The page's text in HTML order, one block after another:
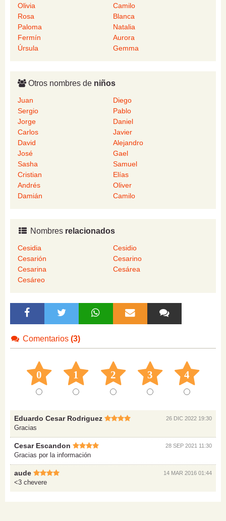
Olivia
Camilo
Rosa
Blanca
Paloma
Natalia
Fermín
Aurora
Úrsula
Gemma
Otros nombres de niños
Juan
Diego
Sergio
Pablo
Jorge
Daniel
Carlos
Javier
David
Alejandro
José
Gael
Sasha
Samuel
Cristian
Elías
Andrés
Oliver
Damián
Camilo
Nombres relacionados
Cesidia
Cesidio
Cesarión
Cesarino
Cesarina
Cesárea
Cesáreo
Comentarios (3)
0 1 2 3 4
26 DIC 2022 19:30
Eduardo Cesar Rodriguez
Gracias
28 SEP 2021 11:30
Cesar Escandon
Gracias por la información
14 MAR 2016 01:44
aude
<3 chevere